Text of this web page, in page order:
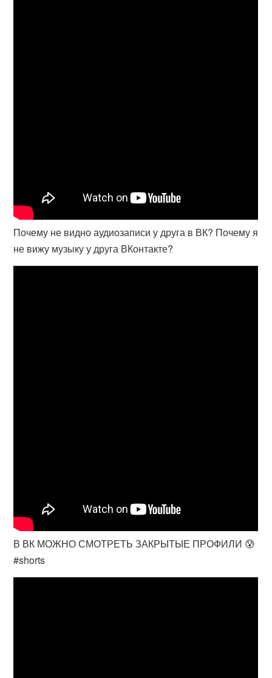
Почему не видно аудиозаписи у друга в ВК? Почему я
не вижу музыку у друга ВКонтакте?
В ВК МОЖНО СМОТРЕТЬ ЗАКРЫТЫЕ ПРОФИЛИ 😰
#shorts